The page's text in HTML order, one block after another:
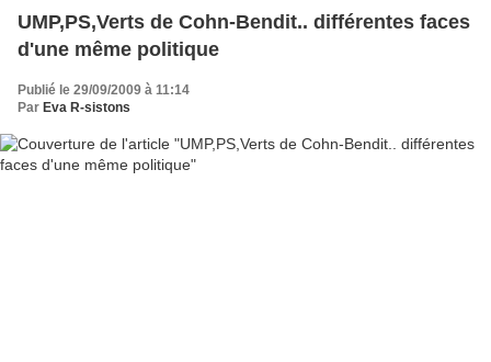
UMP,PS,Verts de Cohn-Bendit.. différentes faces
d'une même politique
Publié le 29/09/2009 à 11:14
Par Eva R-sistons